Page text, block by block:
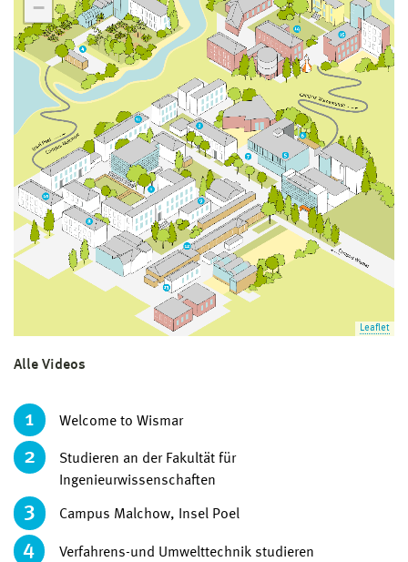
−
Leaflet
Alle Videos
1 Welcome to Wismar
2
Studieren an der Fakultät für
Ingenieurwissenschaften
3 Campus Malchow, Insel Poel
4 Verfahrens-und Umwelttechnik studieren